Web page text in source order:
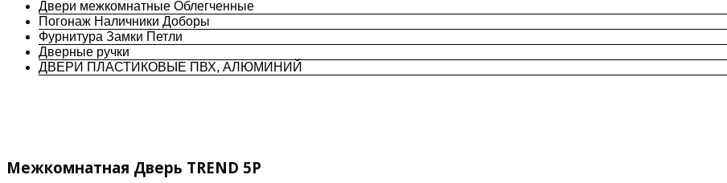
Двери межкомнатные Облегченные
Погонаж Наличники Доборы
Фурнитура Замки Петли
Дверные ручки
ДВЕРИ ПЛАСТИКОВЫЕ ПВХ, АЛЮМИНИЙ
Межкомнатная Дверь TREND 5P